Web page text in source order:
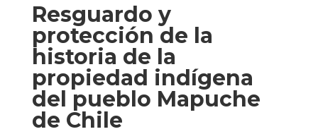
Resguardo y
protección de la
historia de la
propiedad indígena
del pueblo Mapuche
de Chile